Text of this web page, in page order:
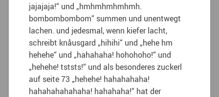
jajajaja!“ und „hmhmhmhmhmh.
bombombombom“ summen und unentwegt
lachen. und jedesmal, wenn kiefer lacht,
schreibt knåusgard „hihihi“ und „hehe hm
hehehe“ und „hahahaha! hohohoho!“ und
„hehehe! tststs!“ und als besonderes zuckerl
auf seite 73 „hehehe! hahahahaha!
hahahahahahaha! hahahaha!“ hat der